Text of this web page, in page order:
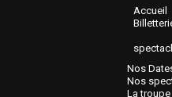
Accueil
Nos
Nos
La troupe